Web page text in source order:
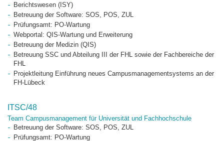
Berichtswesen (ISY)
Betreuung der Software: SOS, POS, ZUL
Prüfungsamt: PO-Wartung
Webportal: QIS-Wartung und Erweiterung
Betreuung der Medizin (QIS)
Betreuung SSC und Abteilung III der FHL sowie der Fachbereiche der
FHL
Projektleitung Einführung neues Campusmanagementsystems an der
FH-Lübeck
ITSC/48
Team Campusmanagement für Universität und Fachhochschule
Betreuung der Software: SOS, POS, ZUL
Prüfungsamt: PO-Wartung